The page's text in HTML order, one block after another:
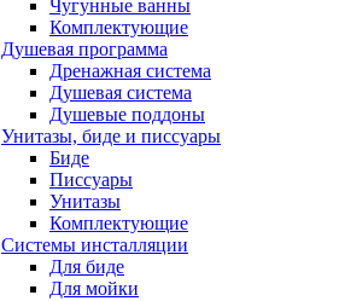
Чугунные ванны
Комплектующие
Душевая программа
Дренажная система
Душевая система
Душевые поддоны
Унитазы, биде и писсуары
Биде
Писсуары
Унитазы
Комплектующие
Системы инсталляции
Для биде
Для мойки